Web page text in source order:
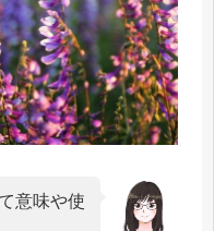
意味や使